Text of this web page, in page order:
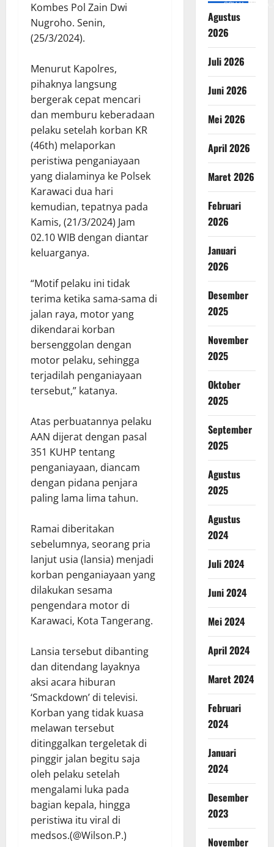
Kombes Pol Zain Dwi
Nugroho. Senin,
(25/3/2024).
Menurut Kapolres,
pihaknya langsung
bergerak cepat mencari
dan memburu keberadaan
pelaku setelah korban KR
(46th) melaporkan
peristiwa penganiayaan
yang dialaminya ke Polsek
Karawaci dua hari
kemudian, tepatnya pada
Kamis, (21/3/2024) Jam
02.10 WIB dengan diantar
keluarganya.
“Motif pelaku ini tidak
terima ketika sama-sama di
jalan raya, motor yang
dikendarai korban
bersenggolan dengan
motor pelaku, sehingga
terjadilah penganiayaan
tersebut,” katanya.
Atas perbuatannya pelaku
AAN dijerat dengan pasal
351 KUHP tentang
penganiayaan, diancam
dengan pidana penjara
paling lama lima tahun.
Ramai diberitakan
sebelumnya, seorang pria
lanjut usia (lansia) menjadi
korban penganiayaan yang
dilakukan sesama
pengendara motor di
Karawaci, Kota Tangerang.
Lansia tersebut dibanting
dan ditendang layaknya
aksi acara hiburan
‘Smackdown’ di televisi.
Korban yang tidak kuasa
melawan tersebut
ditinggalkan tergeletak di
pinggir jalan begitu saja
oleh pelaku setelah
mengalami luka pada
bagian kepala, hingga
peristiwa itu viral di
medsos.(@Wilson.P.)
Agustus
2026
Juli 2026
Juni 2026
Mei 2026
April 2026
Maret 2026
Februari
2026
Januari
2026
Desember
2025
November
2025
Oktober
2025
September
2025
Agustus
2025
Agustus
2024
Juli 2024
Juni 2024
Mei 2024
April 2024
Maret 2024
Februari
2024
Januari
2024
Desember
2023
November